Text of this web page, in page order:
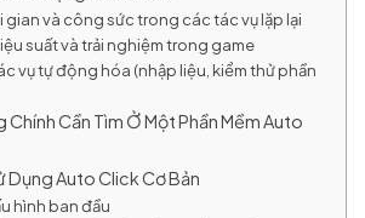
gian và công sức trong các tác vụ lặp lại
suất và trải nghiệm trong game
vụ tự động hóa (nhập liệu, kiểm thử phần
Chính Cần Tìm Ở Một Phần Mềm Auto
Dụng Auto Click Cơ Bản
hình ban đầu